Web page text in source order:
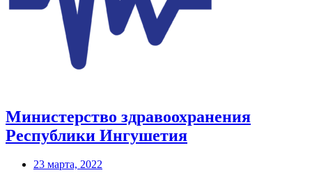
Министерство здравоохранения
Республики Ингушетия
23 марта, 2022